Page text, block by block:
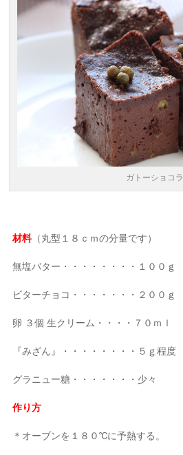
ガトーショコラ
材料（丸型１８ｃｍの分量です）
無塩バター・・・・・・・・１００ｇ
ビターチョコ・・・・・・・２００ｇ
卵 ３個 生クリーム・・・・７０ｍｌ
『みざん』・・・・・・・・５ｇ程度
グラニュー糖・・・・・・・少々
作り方
＊オーブンを１８０℃に予熱する。